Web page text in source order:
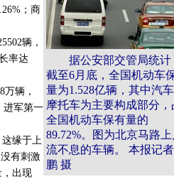
据公安部交管局统计
截至6月底，全国机动车
量为1.528亿辆，其中汽
摩托车为主要构成部分，
全国机动车保有量的
89.72%。图为北京马路上
流不息的车辆。 本报记
鹏 摄
；商
辆，
率达
辆，
进军第一
缘于上
有刺激
，出现